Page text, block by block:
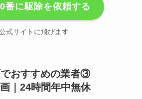
番に駆除を依頼する
式サイトに飛びます
おすすめの業者③
｜24時間年中無休